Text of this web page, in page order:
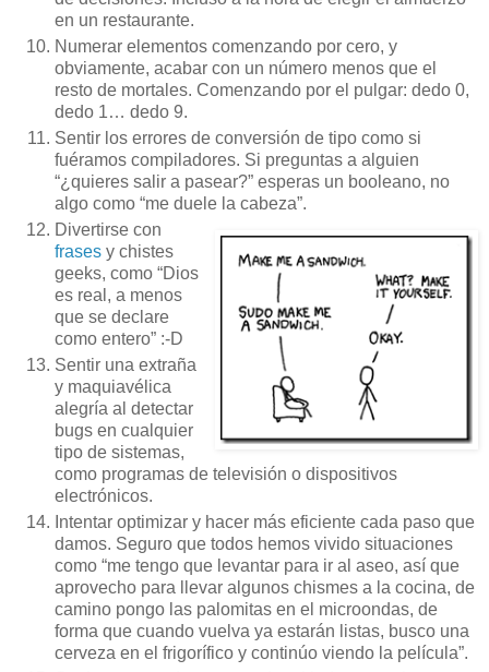
en un restaurante.
Numerar elementos comenzando por cero, y
obviamente, acabar con un número menos que el
resto de mortales. Comenzando por el pulgar: dedo 0,
dedo 1… dedo 9.
Sentir los errores de conversión de tipo como si
fuéramos compiladores. Si preguntas a alguien
“¿quieres salir a pasear?” esperas un booleano, no
algo como “me duele la cabeza”.
Divertirse con
frases y chistes
geeks, como “Dios
es real, a menos
que se declare
como entero” :-D
Sentir una extraña
y maquiavélica
alegría al detectar
bugs en cualquier
tipo de sistemas,
como programas de televisión o dispositivos
electrónicos.
Intentar optimizar y hacer más eficiente cada paso que
damos. Seguro que todos hemos vivido situaciones
como “me tengo que levantar para ir al aseo, así que
aprovecho para llevar algunos chismes a la cocina, de
camino pongo las palomitas en el microondas, de
forma que cuando vuelva ya estarán listas, busco una
cerveza en el frigorífico y continúo viendo la película”.